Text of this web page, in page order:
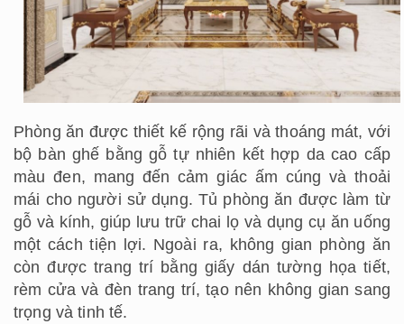
Phòng ăn được thiết kế rộng rãi và thoáng mát, với
bộ bàn ghế bằng gỗ tự nhiên kết hợp da cao cấp
màu đen, mang đến cảm giác ấm cúng và thoải
mái cho người sử dụng. Tủ phòng ăn được làm từ
gỗ và kính, giúp lưu trữ chai lọ và dụng cụ ăn uống
một cách tiện lợi. Ngoài ra, không gian phòng ăn
còn được trang trí bằng giấy dán tường họa tiết,
rèm cửa và đèn trang trí, tạo nên không gian sang
trọng và tinh tế.